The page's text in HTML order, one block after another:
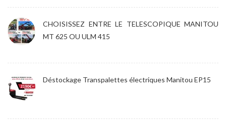
CHOISISSEZ ENTRE LE TELESCOPIQUE MANITOU
MT 625 OU ULM 415
Déstockage Transpalettes électriques Manitou EP15